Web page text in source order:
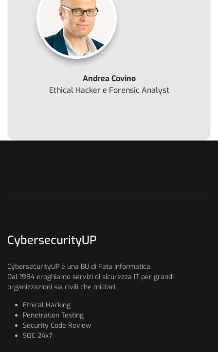
Andrea Covino
Ethical Hacker e Forensic Analyst
CybersecurityUP
CybersecurityUP è una BU di Fata Informatica.
Dal 1994 eroghiamo servizi di sicurezza IT per grandi
organizzazioni sia civili che militari.
Ethical Hacking
Penetration Testing
Security Code Review
SOC 24x7